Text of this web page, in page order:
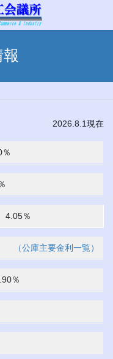
2026.8.1現在
4.05％
（公庫主要金利一覧）
％